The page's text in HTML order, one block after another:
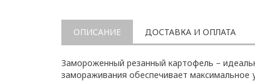
ОПИСАНИЕ ДОСТАВКА И ОПЛАТА
Замороженный резанный картофель –
замораживания обеспечивает